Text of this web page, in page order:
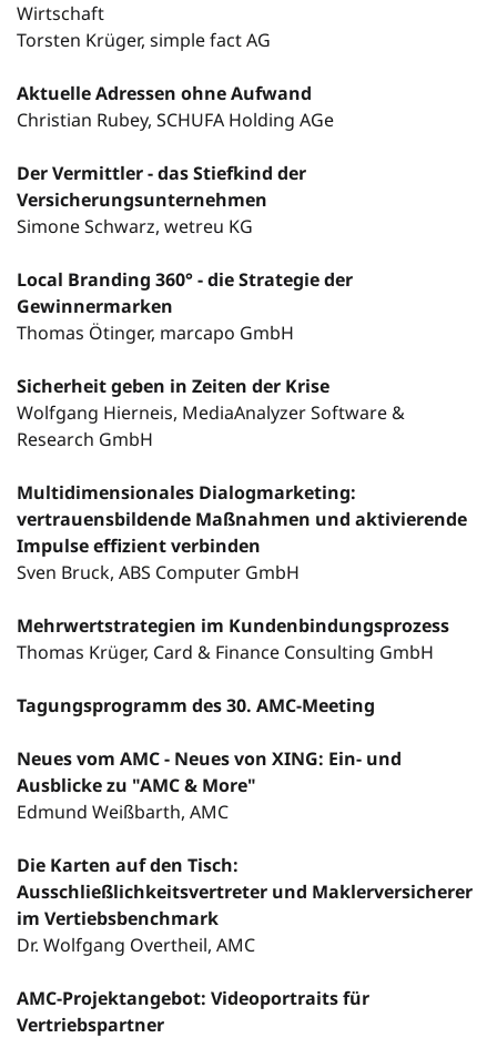
Wirtschaft
Torsten Krüger, simple fact AG
Aktuelle Adressen ohne Aufwand
Christian Rubey, SCHUFA Holding AGe
Der Vermittler - das Stiefkind der
Versicherungsunternehmen
Simone Schwarz, wetreu KG
Local Branding 360° - die Strategie der
Gewinnermarken
Thomas Ötinger, marcapo GmbH
Sicherheit geben in Zeiten der Krise
Wolfgang Hierneis, MediaAnalyzer Software &
Research GmbH
Multidimensionales Dialogmarketing:
vertrauensbildende Maßnahmen und aktivierende
Impulse effizient verbinden
Sven Bruck, ABS Computer GmbH
Mehrwertstrategien im Kundenbindungsprozess
Thomas Krüger, Card & Finance Consulting GmbH
Tagungsprogramm des 30. AMC-Meeting
Neues vom AMC - Neues von XING: Ein- und
Ausblicke zu "AMC & More"
Edmund Weißbarth, AMC
Die Karten auf den Tisch:
Ausschließlichkeitsvertreter und Maklerversicherer
im Vertiebsbenchmark
Dr. Wolfgang Overtheil, AMC
AMC-Projektangebot: Videoportraits für
Vertriebspartner